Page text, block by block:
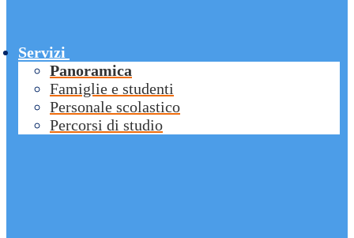
Servizi
Panoramica
Famiglie e studenti
Personale scolastico
Percorsi di studio